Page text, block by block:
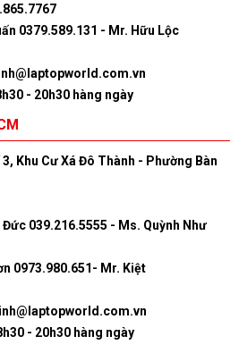
0379.589.131 - Mr. Hữu Lộc
- 20h30 hàng ngày
Khu Cư Xá Đô Thành - Phường Bàn
039.216.5555 - Ms. Quỳnh Như
0973.980.651- Mr. Kiệt
- 20h30 hàng ngày